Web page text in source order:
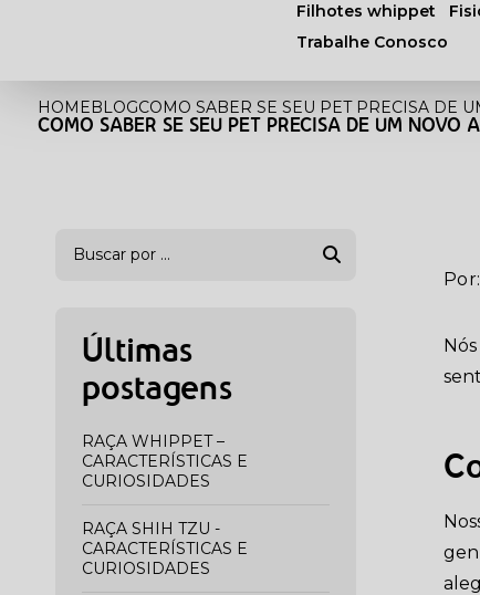
filhotes whippet
Trabalhe Conosco
HOMEBLOGCOMO SABER SE SEU PET PRECISA DE
COMO SABER SE SEU PET PRECISA DE UM NOVO
Últimas
postagens
RAÇA WHIPPET –
CARACTERÍSTICAS E
CURIOSIDADES
RAÇA SHIH TZU -
CARACTERÍSTICAS E
CURIOSIDADES
Por: